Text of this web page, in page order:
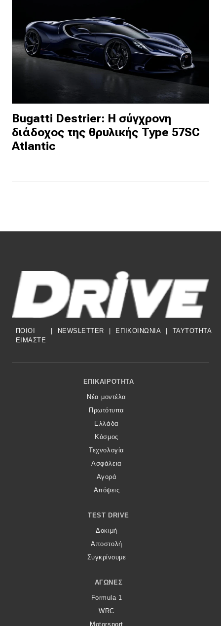
Bugatti Destrier: Η σύγχρονη
διάδοχος της θρυλικής Type 57SC
Atlantic
ΠΟΙΟΙ
ΕΙΜΑΣΤΕ
NEWSLETTER ΕΠΙΚΟΙΝΩΝΙΑ TAYTOTHTA
Footer Menu
ΕΠΙΚΑΙΡΌΤΗΤΑ
Νέα μοντέλα
Πρωτότυπα
Ελλάδα
Κόσμος
Τεχνολογία
Ασφάλεια
Αγορά
Απόψεις
TEST DRIVE
Δοκιμή
Αποστολή
Συγκρίνουμε
ΑΓΏΝΕΣ
Formula 1
WRC
Motorsport